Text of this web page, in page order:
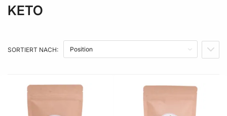
PRODUZENT LAND
PRODUKTEIGENSCHAFT
KETO
SORTIERT NACH: IN